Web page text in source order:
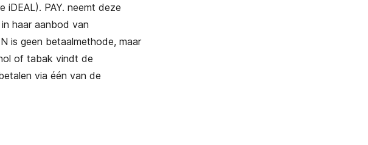
iDEAL). PAY. neemt deze
haar aanbod van
is geen betaalmethode, maar
of tabak vindt de
via één van de